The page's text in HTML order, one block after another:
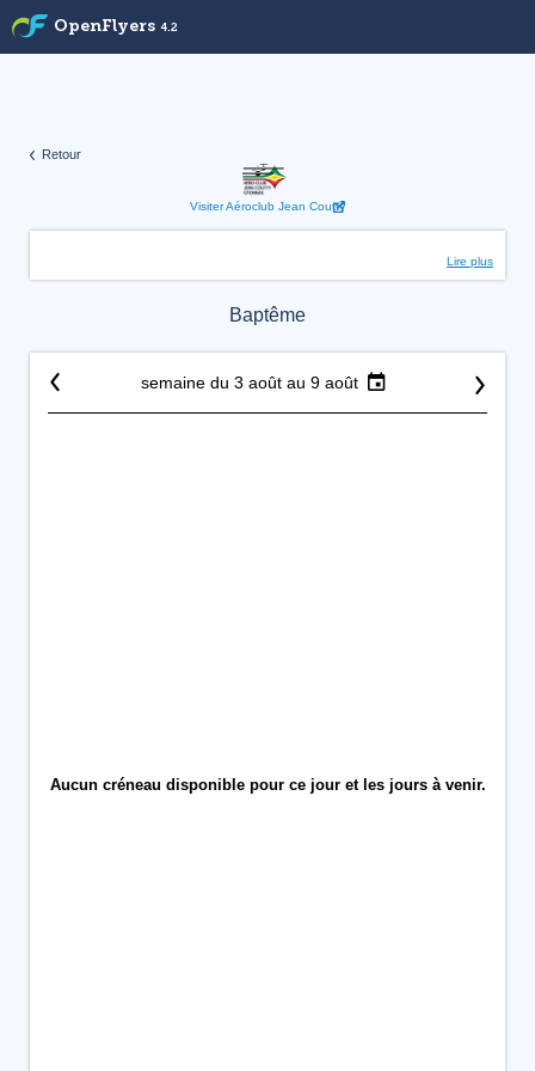
OpenFlyers 4.2
Retour
Visiter Aéroclub Jean Coutty
Lire plus
Baptême
semaine du 3 août au 9 août
Aucun créneau disponible pour ce jour et les jours à venir.